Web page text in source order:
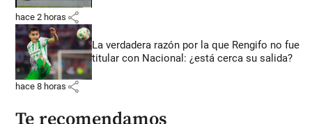
hace 2 horas share
La verdadera razón por la que Rengifo no fue
titular con Nacional: ¿está cerca su salida?
hace 8 horas share